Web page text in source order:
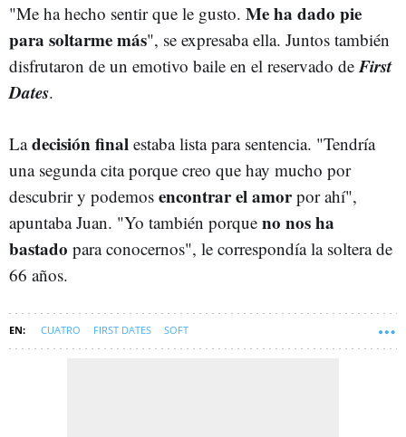
"Me ha hecho sentir que le gusto. Me ha dado pie
para soltarme más", se expresaba ella. Juntos también
disfrutaron de un emotivo baile en el reservado deFirst
Dates.
Ladecisión final estaba lista para sentencia. "Tendría
una segunda cita porque creo que hay mucho por
descubrir y podemos encontrar el amorpor ahí",
apuntaba Juan. "Yo también porque no nos ha
bastado para conocernos", le correspondía la soltera de
66 años.
CUATRO FIRST DATES SOFT